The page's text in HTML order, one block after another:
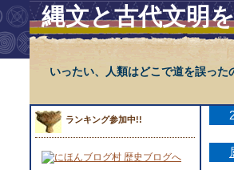
縄文と古代文明
いったい、人類はどこで道を誤っ
ランキング参加中!!